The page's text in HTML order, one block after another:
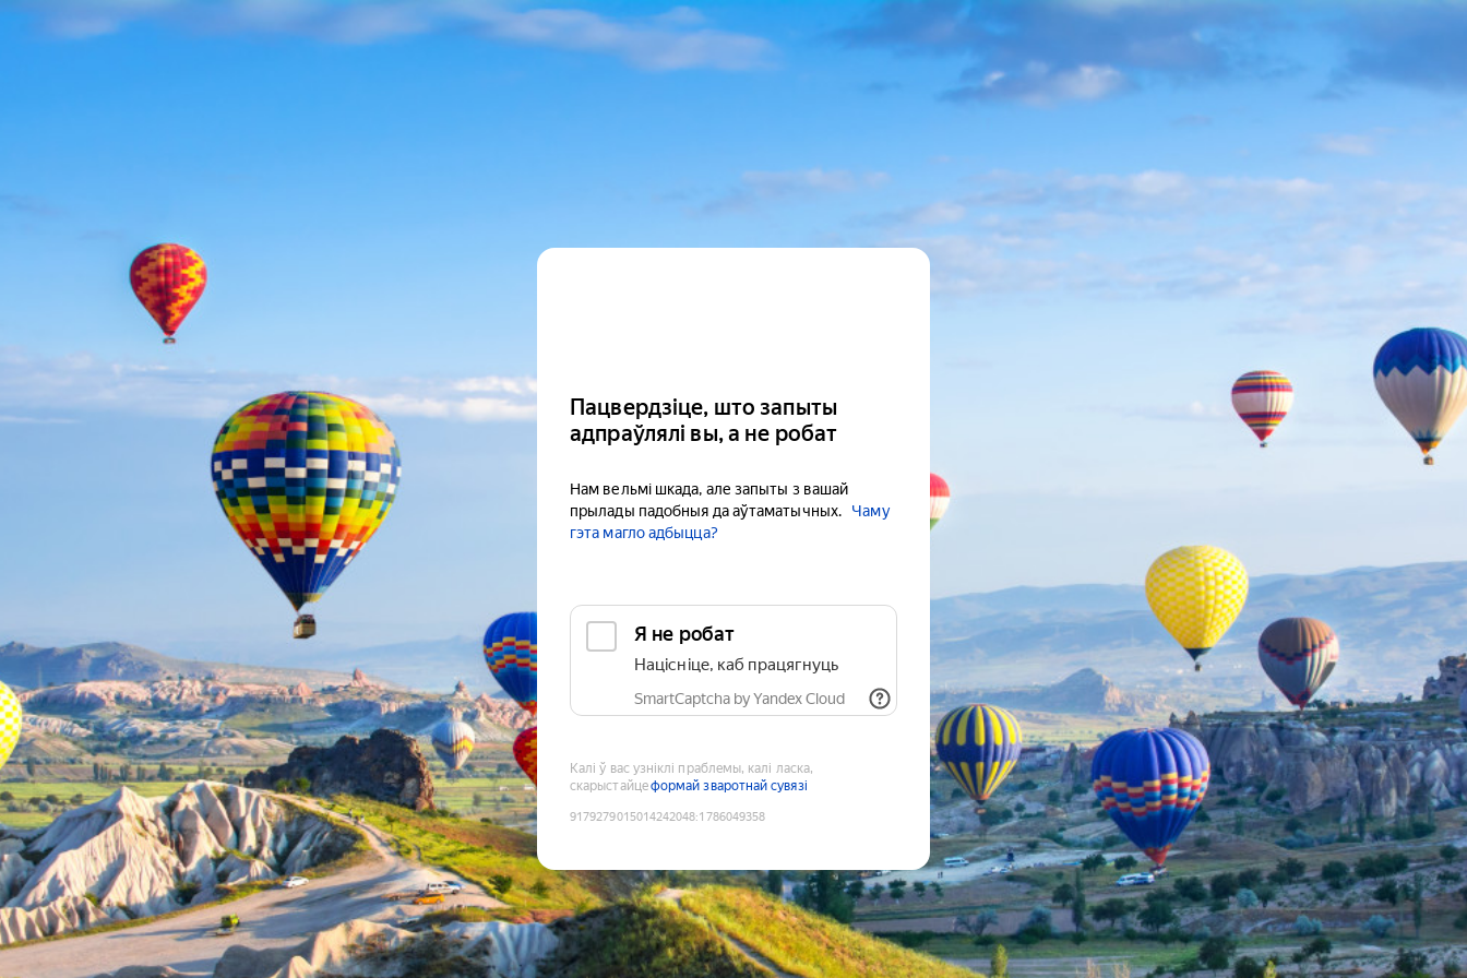
Пацвердзіце, што запыты
адпраўлялі вы, а не робат
Нам вельмі шкада, але запыты з вашай
прылады падобныя да аўтаматычных.
Чаму
гэта магло адбыцца?
Я не робат
Націсніце, каб працягнуць
SmartCaptcha by Yandex Cloud
Калі ў вас узніклі праблемы, калі ласка,
скарыстайцеформай зваротнай сувязі
9179279015014242048:1786049358